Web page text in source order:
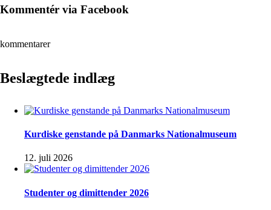
Kommentér via Facebook
kommentarer
Beslægtede indlæg
Kurdiske genstande på Danmarks Nationalmuseum
12. juli 2026
Studenter og dimittender 2026